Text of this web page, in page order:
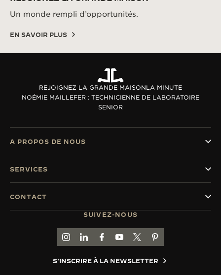
Un monde rempli d’opportunités.
EN SAVOIR PLUS
REJOIGNEZ LA GRANDE MAISONLA MINUTE
NOÉMIE MAILLEFER : TECHNICIENNE DE LABORATOIRE
SENIOR
SUIVEZ-NOUS
ACCÉDER À LA PAGE INSTAGRAM DE
ACCÉDER À LA PAGE LINKEDIN DE
ALLER SUR LA PAGE JAEGER-
ACCÉDER À LA PAGE
ALLER SUR LA PAGE
ALLER SUR LA
S'INSCRIRE À LA NEWSLETTER
A PROPOS DE NOUS
SERVICES
CONTACT